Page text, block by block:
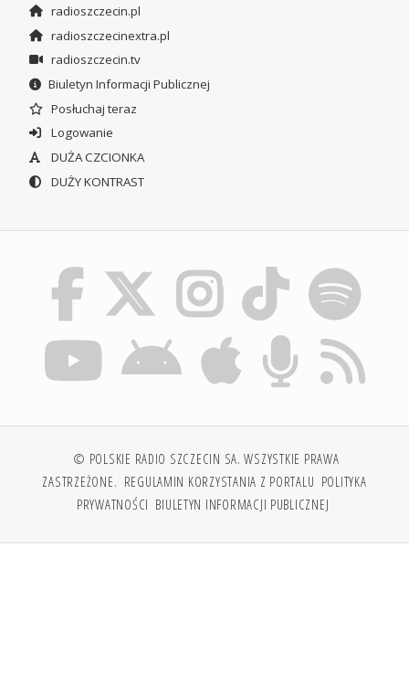
radioszczecin.pl
radioszczecinextra.pl
radioszczecin.tv
Biuletyn Informacji Publicznej
Posłuchaj teraz
Logowanie
DUŻA CZCIONKA
DUŻY KONTRAST
© POLSKIE RADIO SZCZECIN SA. WSZYSTKIE PRAWA
ZASTRZEŻONE. REGULAMIN KORZYSTANIA Z PORTALU POLITYKA
PRYWATNOŚCI BIULETYN INFORMACJI PUBLICZNEJ